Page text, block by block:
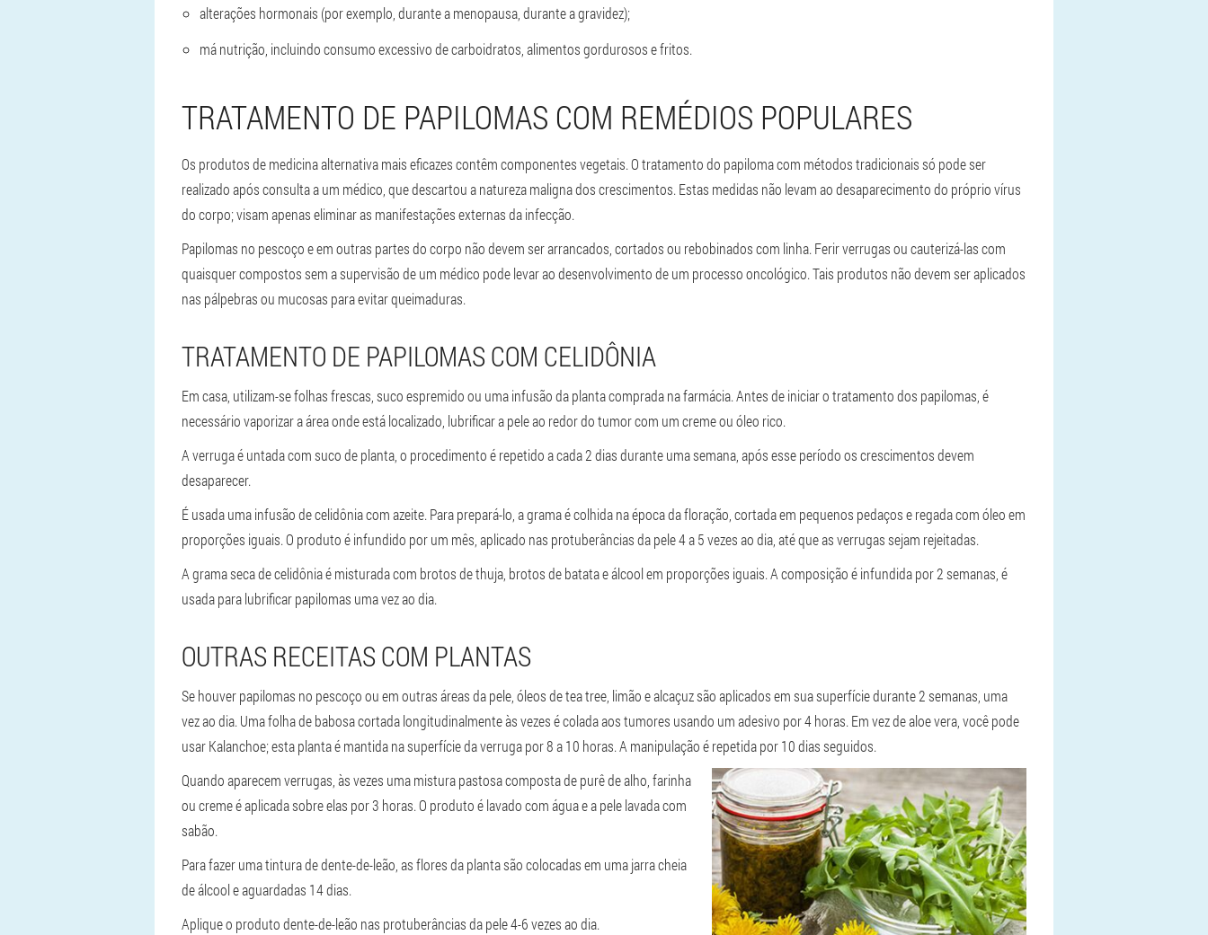
alterações hormonais (por exemplo, durante a menopausa, durante a gravidez);
má nutrição, incluindo consumo excessivo de carboidratos, alimentos gordurosos e fritos.
TRATAMENTO DE PAPILOMAS COM REMÉDIOS POPULARES
Os produtos de medicina alternativa mais eficazes contêm componentes vegetais. O tratamento do papiloma com métodos tradicionais só pode ser
realizado após consulta a um médico, que descartou a natureza maligna dos crescimentos. Estas medidas não levam ao desaparecimento do próprio vírus
do corpo; visam apenas eliminar as manifestações externas da infecção.
Papilomas no pescoço e em outras partes do corpo não devem ser arrancados, cortados ou rebobinados com linha. Ferir verrugas ou cauterizá-las com
quaisquer compostos sem a supervisão de um médico pode levar ao desenvolvimento de um processo oncológico. Tais produtos não devem ser aplicados
nas pálpebras ou mucosas para evitar queimaduras.
TRATAMENTO DE PAPILOMAS COM CELIDÔNIA
Em casa, utilizam-se folhas frescas, suco espremido ou uma infusão da planta comprada na farmácia. Antes de iniciar o tratamento dos papilomas, é
necessário vaporizar a área onde está localizado, lubrificar a pele ao redor do tumor com um creme ou óleo rico.
A verruga é untada com suco de planta, o procedimento é repetido a cada 2 dias durante uma semana, após esse período os crescimentos devem
desaparecer.
É usada uma infusão de celidônia com azeite. Para prepará-lo, a grama é colhida na época da floração, cortada em pequenos pedaços e regada com óleo em
proporções iguais. O produto é infundido por um mês, aplicado nas protuberâncias da pele 4 a 5 vezes ao dia, até que as verrugas sejam rejeitadas.
A grama seca de celidônia é misturada com brotos de thuja, brotos de batata e álcool em proporções iguais. A composição é infundida por 2 semanas, é
usada para lubrificar papilomas uma vez ao dia.
OUTRAS RECEITAS COM PLANTAS
Se houver papilomas no pescoço ou em outras áreas da pele, óleos de tea tree, limão e alcaçuz são aplicados em sua superfície durante 2 semanas, uma
vez ao dia. Uma folha de babosa cortada longitudinalmente às vezes é colada aos tumores usando um adesivo por 4 horas. Em vez de aloe vera, você pode
usar Kalanchoe; esta planta é mantida na superfície da verruga por 8 a 10 horas. A manipulação é repetida por 10 dias seguidos.
Quando aparecem verrugas, às vezes uma mistura pastosa composta de purê de alho, farinha
ou creme é aplicada sobre elas por 3 horas. O produto é lavado com água e a pele lavada com
sabão.
Para fazer uma tintura de dente-de-leão, as flores da planta são colocadas em uma jarra cheia
de álcool e aguardadas 14 dias.
Aplique o produto dente-de-leão nas protuberâncias da pele 4-6 vezes ao dia.